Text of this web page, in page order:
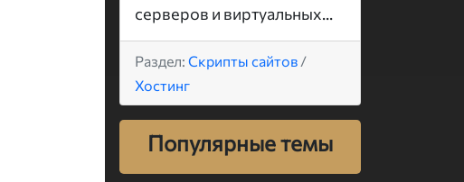
серверов и виртуальных...
Раздел: Скрипты сайтов /
Хостинг
Популярные темы